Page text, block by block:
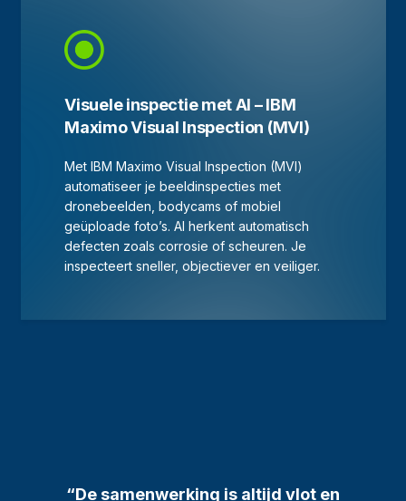
Visuele inspectie met AI – IBM
Maximo Visual Inspection (MVI)
Met IBM Maximo Visual Inspection (MVI)
automatiseer je beeldinspecties met
dronebeelden, bodycams of mobiel
geüploade foto’s. AI herkent automatisch
defecten zoals corrosie of scheuren. Je
inspecteert sneller, objectiever en veiliger.
“De samenwerking is altijd vlot en